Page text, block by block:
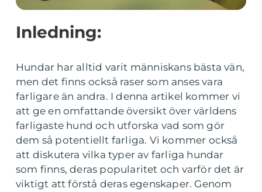
Inledning:
Hundar har alltid varit människans bästa vän,
men det finns också raser som anses vara
farligare än andra. I denna artikel kommer vi
att ge en omfattande översikt över världens
farligaste hund och utforska vad som gör
dem så potentiellt farliga. Vi kommer också
att diskutera vilka typer av farliga hundar
som finns, deras popularitet och varför det är
viktigt att förstå deras egenskaper. Genom